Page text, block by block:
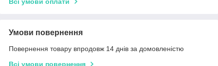
Всі умови оплати
Умови повернення
Повернення товару впродовж 14 днів за домовленістю
Всі умови повернення